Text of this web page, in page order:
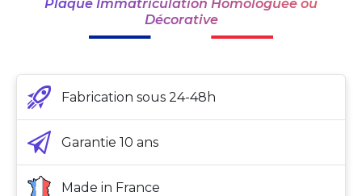
Plaque Immatriculation Homologuée ou
Décorative
Fabrication sous 24-48h
Garantie 10 ans
Made in France